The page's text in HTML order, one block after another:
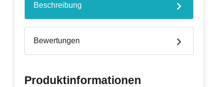
Beschreibung
Bewertungen
Produktinformationen